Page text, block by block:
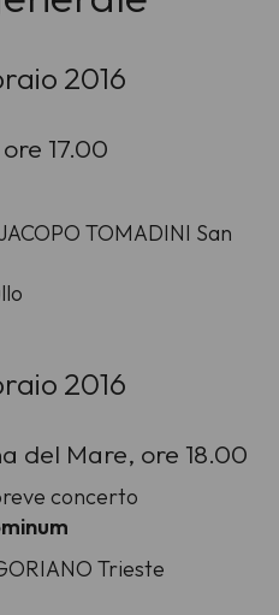
2016
17.00
TOMADINI San
2016
del Mare, ore 18.00
concerto
Trieste